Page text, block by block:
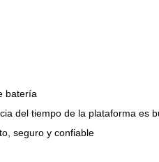
batería
del tiempo de la plataforma es
seguro y confiable